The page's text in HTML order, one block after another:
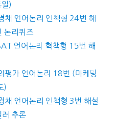
)
채 언어논리 인책형 24번 해
논리퀴즈
언어논리 혁책형 15번 해
평가 언어논리 18번 (마케팅
)
채 언어논리 인책형 3번 해설
러 추론